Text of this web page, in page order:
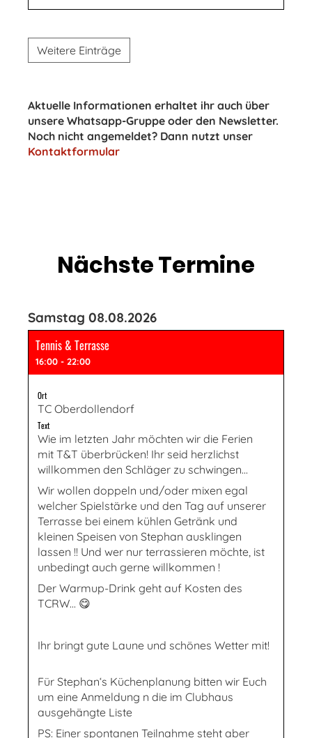
Weitere Einträge
Aktuelle Informationen erhaltet ihr auch über
unsere Whatsapp-Gruppe oder den Newsletter.
Noch nicht angemeldet? Dann nutzt unser
Kontaktformular
Nächste Termine
Samstag 08.08.2026
Tennis & Terrasse
16:00 - 22:00
Ort
TC Oberdollendorf
Text
Wie im letzten Jahr möchten wir die Ferien
mit T&T überbrücken! Ihr seid herzlichst
willkommen den Schläger zu schwingen...
Wir wollen doppeln und/oder mixen egal
welcher Spielstärke und den Tag auf unserer
Terrasse bei einem kühlen Getränk und
kleinen Speisen von Stephan ausklingen
lassen !! Und wer nur terrassieren möchte, ist
unbedingt auch gerne willkommen !
Der Warmup-Drink geht auf Kosten des
TCRW... 😋
Ihr bringt gute Laune und schönes Wetter mit!
Für Stephan‘s Küchenplanung bitten wir Euch
um eine Anmeldung n die im Clubhaus
ausgehängte Liste
PS: Einer spontanen Teilnahme steht aber